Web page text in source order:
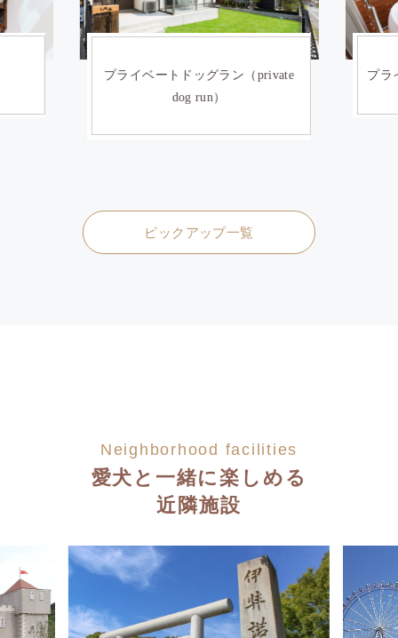
プライベートサウナ(private sauna) イン
ピックアップ一覧
Neighborhood facilities
愛犬と一緒に楽しめる
近隣施設